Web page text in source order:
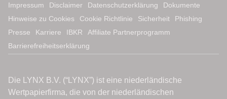
Impressum Disclaimer Datenschutzerklärung
Dokumente
Hinweise zu Cookies
Cookie Richtlinie Sicherheit
Phishing
Presse
Karriere IBKR
Affiliate Partnerprogramm
Barrierefreiheitserklärung